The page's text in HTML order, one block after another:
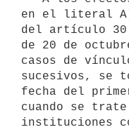
en el literal A)
del artículo 30
de 20 de
casos de
sucesivos, se
fecha del
cuando se